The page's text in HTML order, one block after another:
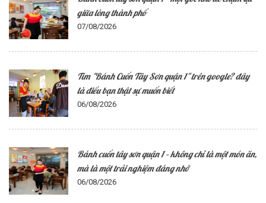
giữa lòng thành phố
07/08/2026
Tìm "Bánh Cuốn Tây Sơn quận 1" trên google? đây
là điều bạn thật sự muốn biết
06/08/2026
Bánh cuốn tây sơn quận 1 – không chỉ là một món ăn,
mà là một trải nghiệm đáng nhớ
06/08/2026